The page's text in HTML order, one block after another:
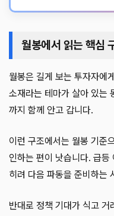
월봉에서 읽는 핵심
월봉은 길게 보는 투자자에
소재라는 테마가 살아 있는
까지 함께 안고 갑니다.
이런 구조에서는 월봉 기준
인하는 편이 낫습니다. 급
히려 다음 파동을 준비하는
반대로 정책 기대가 식고